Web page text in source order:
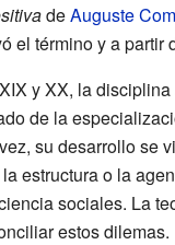
deAuguste
el término y a partir
y XX, la
de la
su desarrollo se
estructura o la
sociales. La
estos dilemas.